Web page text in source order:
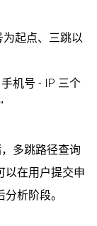
起点、三跳以
机号 - IP 三个
多跳路径查询
以在用户提交申
析阶段。